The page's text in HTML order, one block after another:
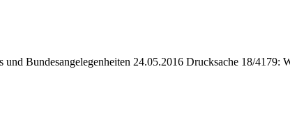
Bundesangelegenheiten 24.05.2016 Drucksache 18/4179: